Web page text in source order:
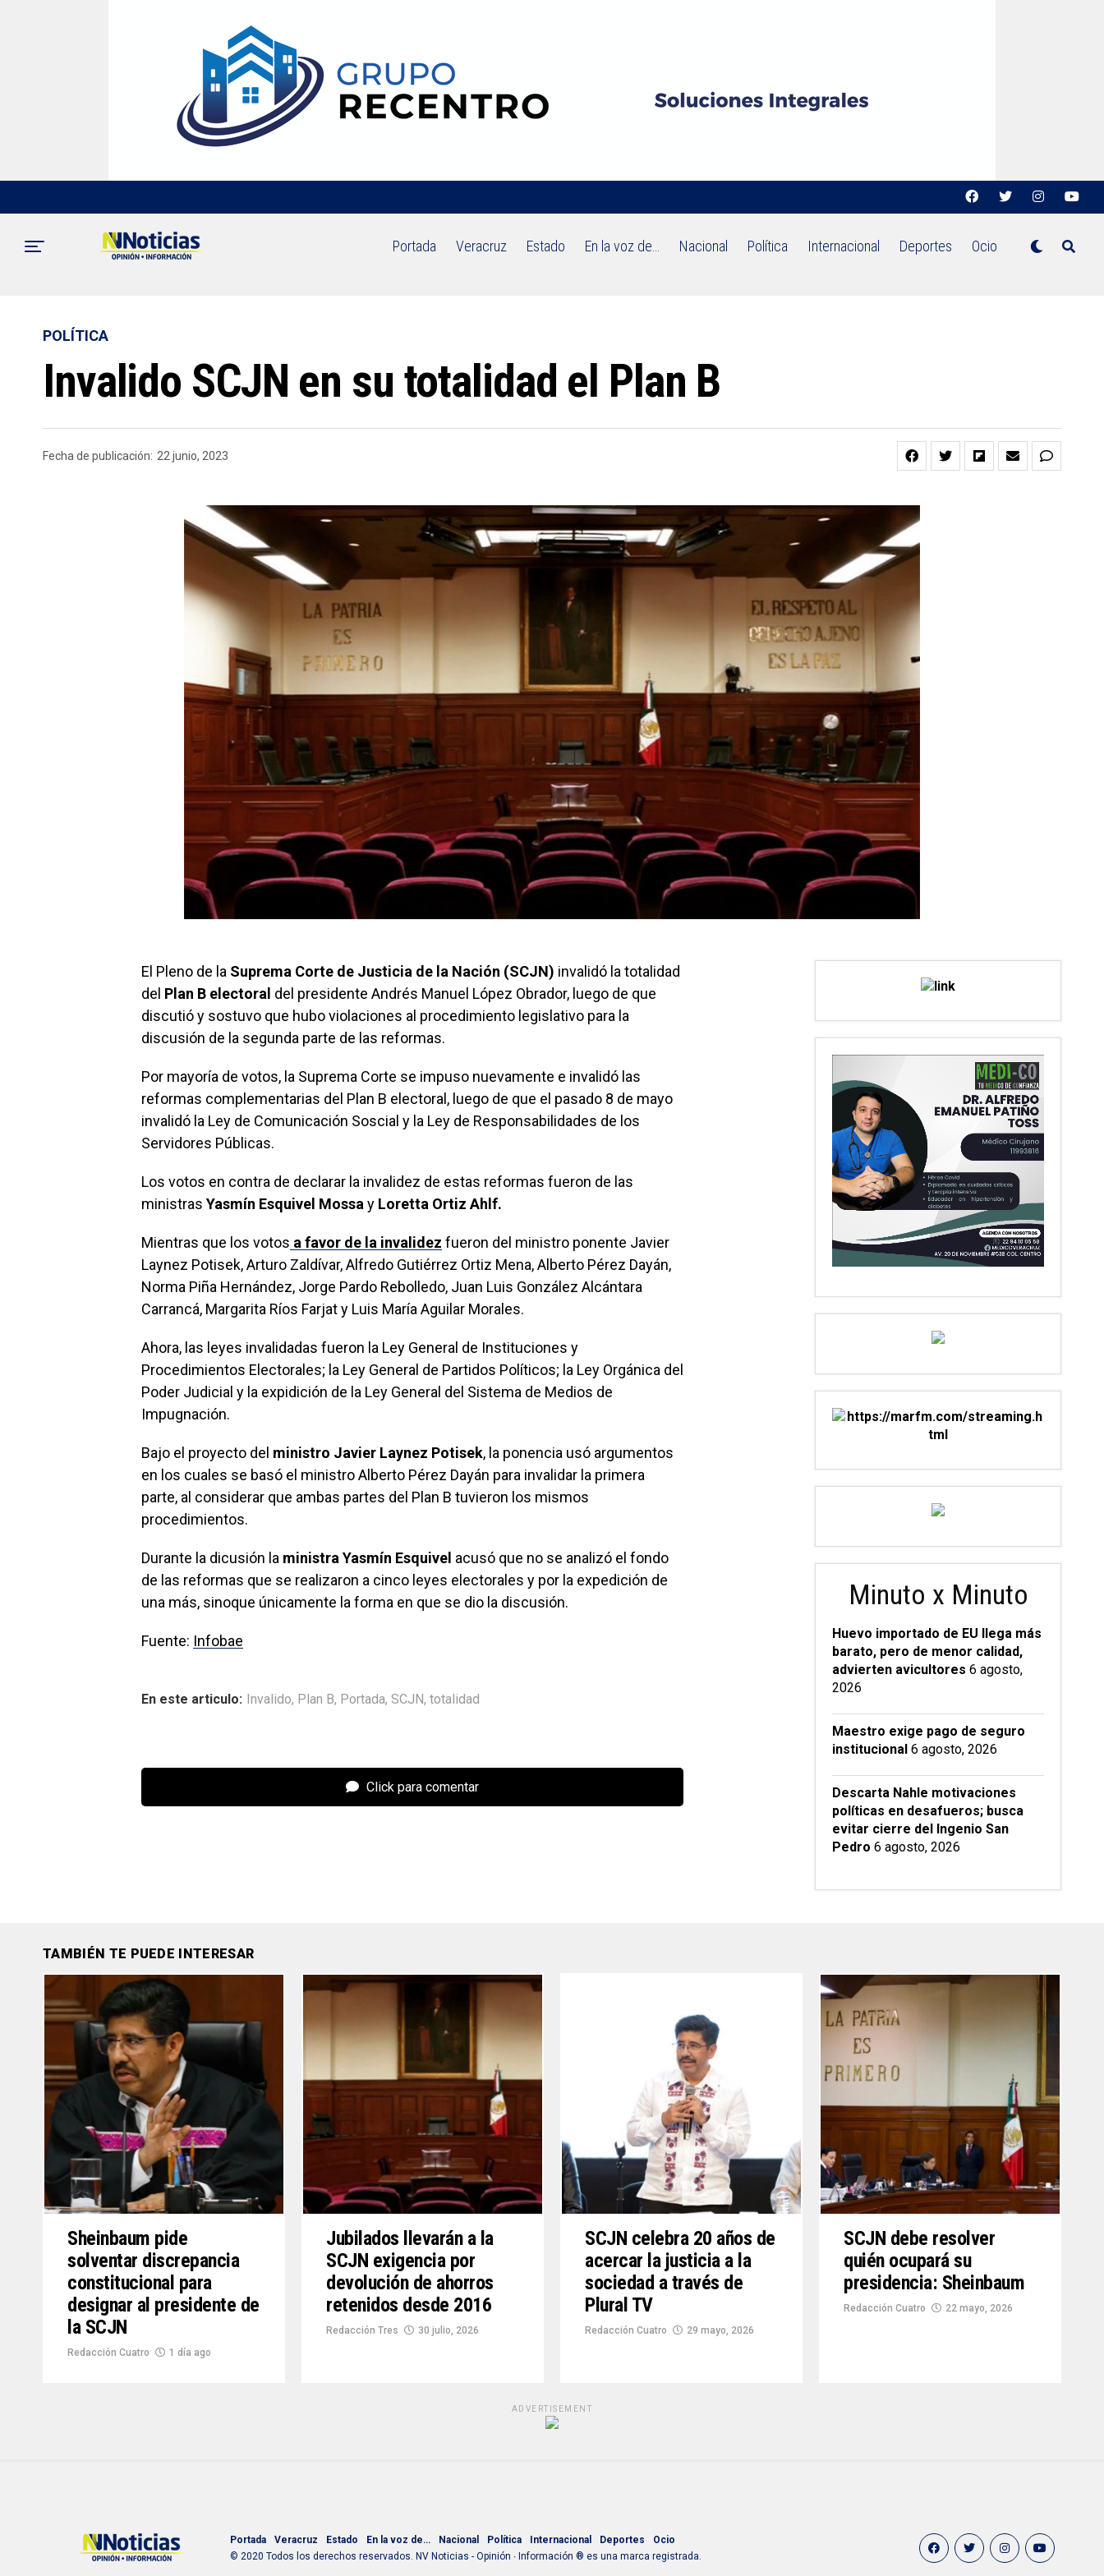
Portada Veracruz Estado En la voz de… Nacional Política Internacional Deportes Ocio
POLÍTICA
Invalido SCJN en su totalidad el Plan B
Fecha de publicación: 22 junio, 2023
El Pleno de la Suprema Corte de Justicia de la Nación (SCJN) invalidó la totalidad
del Plan B electoral del presidente Andrés Manuel López Obrador, luego de que
discutió y sostuvo que hubo violaciones al procedimiento legislativo para la
discusión de la segunda parte de las reformas.
Por mayoría de votos, la Suprema Corte se impuso nuevamente e invalidó las
reformas complementarias del Plan B electoral, luego de que el pasado 8 de mayo
invalidó la Ley de Comunicación Soscial y la Ley de Responsabilidades de los
Servidores Públicas.
Los votos en contra de declarar la invalidez de estas reformas fueron de las
ministras Yasmín Esquivel Mossa y Loretta Ortiz Ahlf.
Mientras que los votos a favor de la invalidez fueron del ministro ponente Javier
Laynez Potisek, Arturo Zaldívar, Alfredo Gutiérrez Ortiz Mena, Alberto Pérez Dayán,
Norma Piña Hernández, Jorge Pardo Rebolledo, Juan Luis González Alcántara
Carrancá, Margarita Ríos Farjat y Luis María Aguilar Morales.
Ahora, las leyes invalidadas fueron la Ley General de Instituciones y
Procedimientos Electorales; la Ley General de Partidos Políticos; la Ley Orgánica del
Poder Judicial y la expidición de la Ley General del Sistema de Medios de
Impugnación.
Bajo el proyecto del ministro Javier Laynez Potisek, la ponencia usó argumentos
en los cuales se basó el ministro Alberto Pérez Dayán para invalidar la primera
parte, al considerar que ambas partes del Plan B tuvieron los mismos
procedimientos.
Durante la dicusión la ministra Yasmín Esquivel acusó que no se analizó el fondo
de las reformas que se realizaron a cinco leyes electorales y por la expedición de
una más, sinoque únicamente la forma en que se dio la discusión.
Fuente: Infobae
En este articulo: Invalido, Plan B, Portada, SCJN, totalidad
Click para comentar
Minuto x Minuto
Huevo importado de EU llega más
barato, pero de menor calidad,
advierten avicultores 6 agosto,
2026
Maestro exige pago de seguro
institucional 6 agosto, 2026
Descarta Nahle motivaciones
políticas en desafueros; busca
evitar cierre del Ingenio San
Pedro 6 agosto, 2026
TAMBIÉN TE PUEDE INTERESAR
Sheinbaum pide
solventar discrepancia
constitucional para
designar al presidente de
la SCJN
Redacción Cuatro 1 día ago
Jubilados llevarán a la
SCJN exigencia por
devolución de ahorros
retenidos desde 2016
Redacción Tres 30 julio, 2026
SCJN celebra 20 años de
acercar la justicia a la
sociedad a través de
Plural TV
Redacción Cuatro 29 mayo, 2026
SCJN debe resolver
quién ocupará su
presidencia: Sheinbaum
Redacción Cuatro 22 mayo, 2026
ADVERTISEMENT
Portada Veracruz Estado En la voz de… Nacional Política Internacional Deportes
Ocio
© 2020 Todos los derechos reservados. NV Noticias - Opinión ∙ Información ® es una marca registrada.